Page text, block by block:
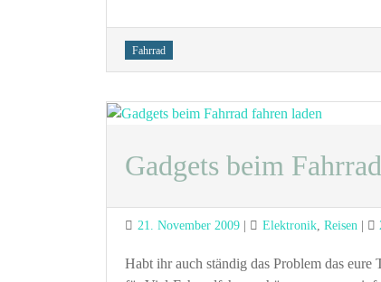
Tags
Fahrrad
Gadgets beim
Posted
21. November 2009 Categories
Elektronik, Reisen
Habt ihr auch ständig das Problem das